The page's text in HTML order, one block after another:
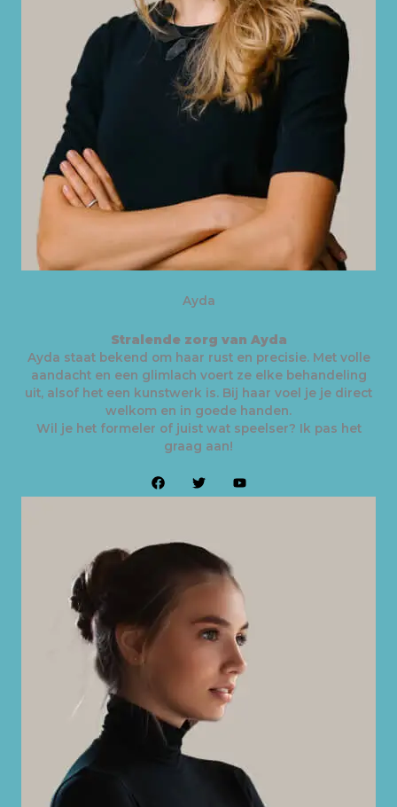
Ayda
Stralende zorg van Ayda
Ayda staat bekend om haar rust en precisie. Met volle
aandacht en een glimlach voert ze elke behandeling
uit, alsof het een kunstwerk is. Bij haar voel je je direct
welkom en in goede handen.
Wil je het formeler of juist wat speelser? Ik pas het
graag aan!